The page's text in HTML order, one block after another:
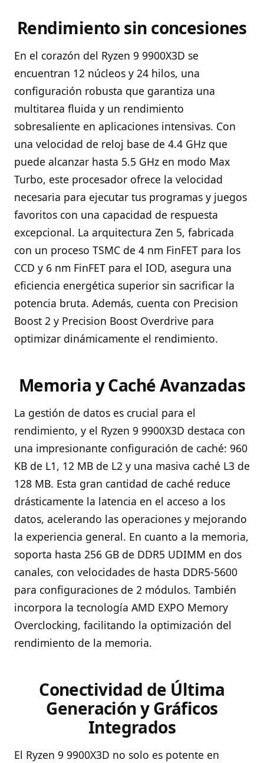
Rendimiento sin concesiones
En el corazón del Ryzen 9 9900X3D se
encuentran 12 núcleos y 24 hilos, una
configuración robusta que garantiza una
multitarea fluida y un rendimiento
sobresaliente en aplicaciones intensivas. Con
una velocidad de reloj base de 4.4 GHz que
puede alcanzar hasta 5.5 GHz en modo Max
Turbo, este procesador ofrece la velocidad
necesaria para ejecutar tus programas y juegos
favoritos con una capacidad de respuesta
excepcional. La arquitectura Zen 5, fabricada
con un proceso TSMC de 4 nm FinFET para los
CCD y 6 nm FinFET para el IOD, asegura una
eficiencia energética superior sin sacrificar la
potencia bruta. Además, cuenta con Precision
Boost 2 y Precision Boost Overdrive para
optimizar dinámicamente el rendimiento.
Memoria y Caché Avanzadas
La gestión de datos es crucial para el
rendimiento, y el Ryzen 9 9900X3D destaca con
una impresionante configuración de caché: 960
KB de L1, 12 MB de L2 y una masiva caché L3 de
128 MB. Esta gran cantidad de caché reduce
drásticamente la latencia en el acceso a los
datos, acelerando las operaciones y mejorando
la experiencia general. En cuanto a la memoria,
soporta hasta 256 GB de DDR5 UDIMM en dos
canales, con velocidades de hasta DDR5-5600
para configuraciones de 2 módulos. También
incorpora la tecnología AMD EXPO Memory
Overclocking, facilitando la optimización del
rendimiento de la memoria.
Conectividad de Última
Generación y Gráficos
Integrados
El Ryzen 9 9900X3D no solo es potente en